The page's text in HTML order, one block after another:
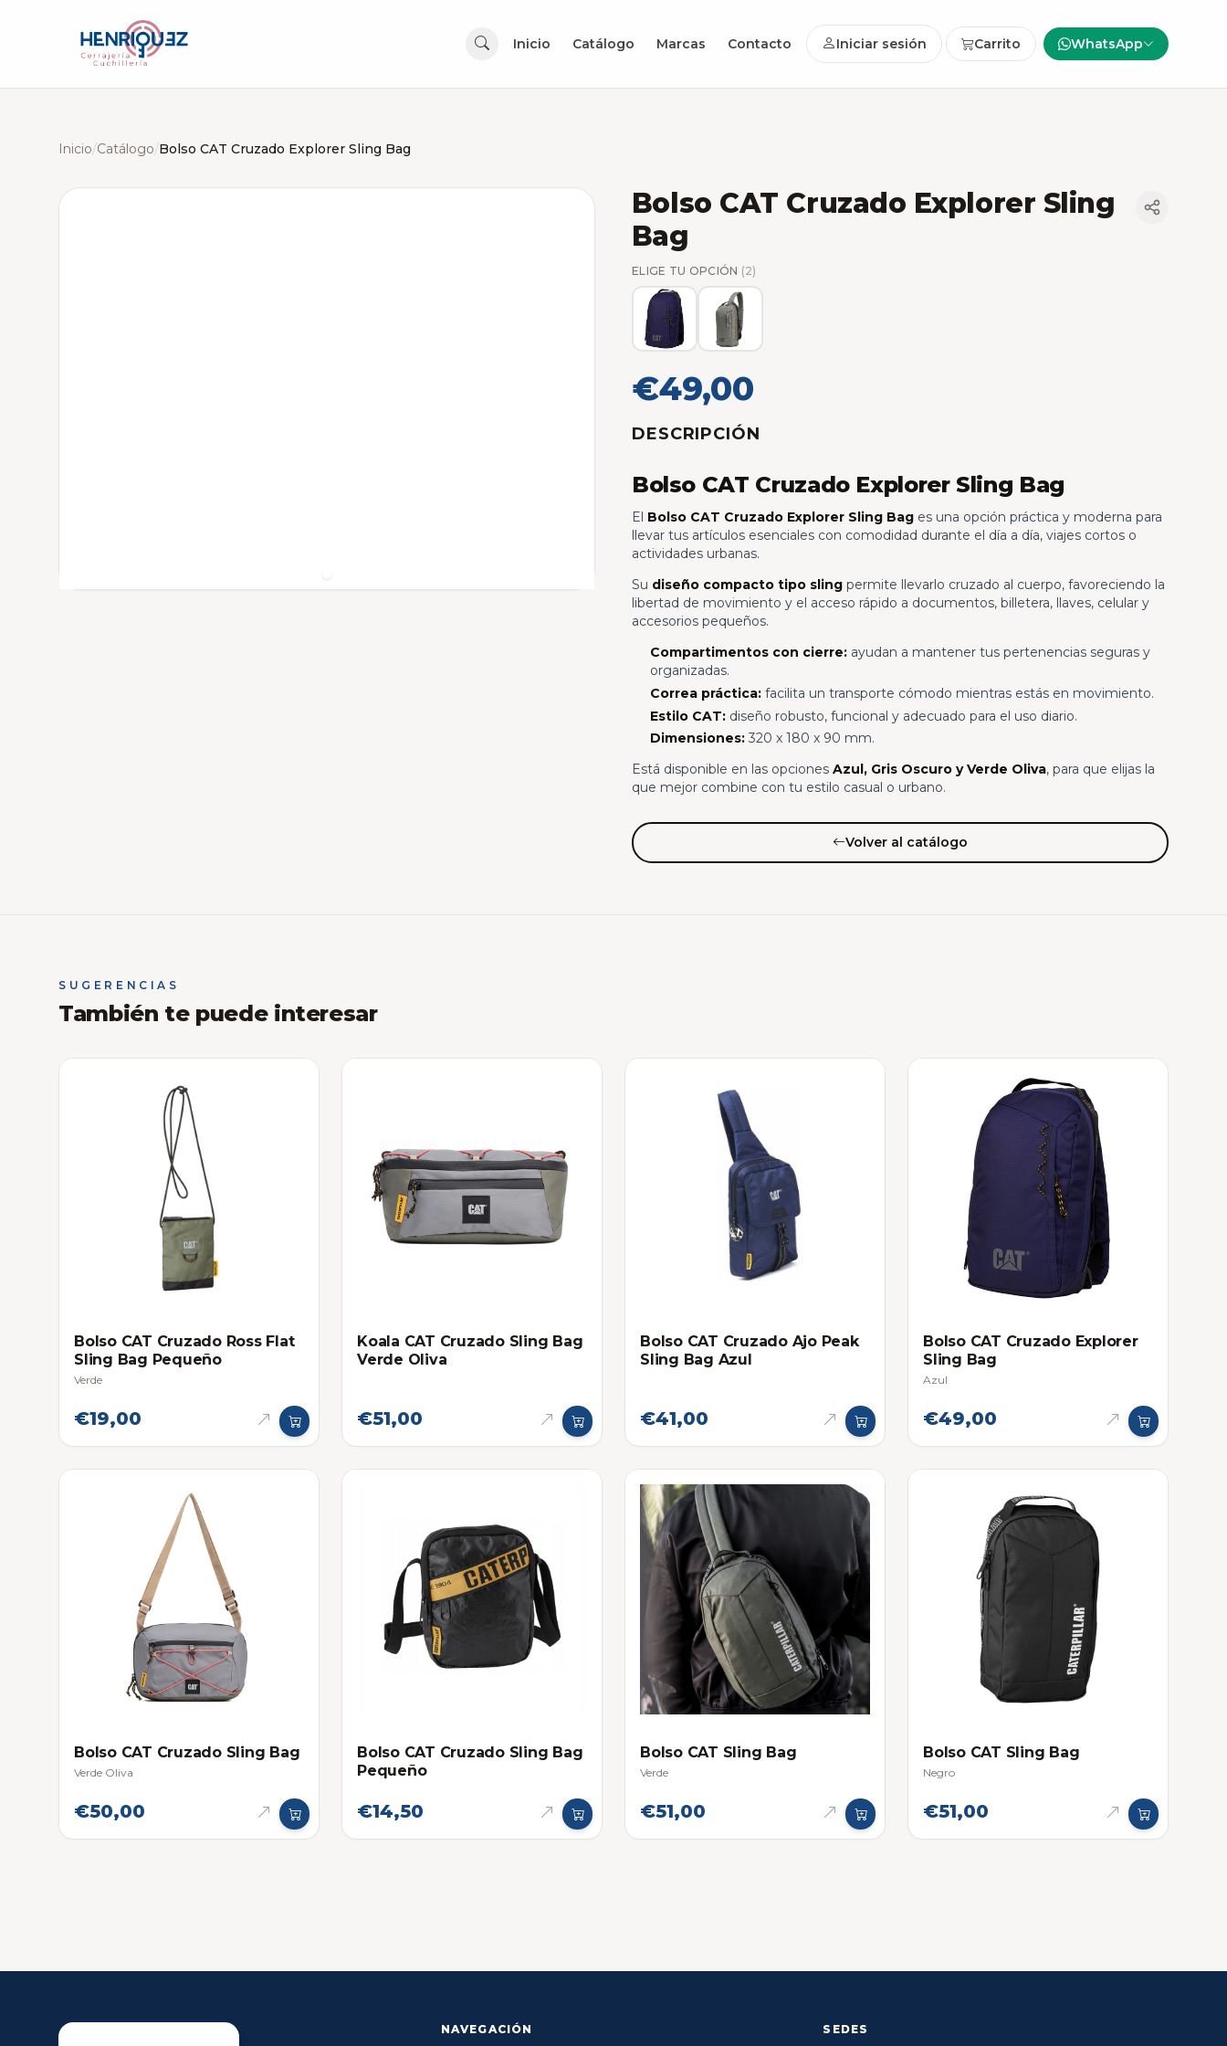
Inicio Catálogo Marcas Contacto Iniciar sesión Carrito WhatsApp
Inicio/Catálogo/Bolso CAT Cruzado Explorer Sling Bag
Bolso CAT Cruzado Explorer Sling
Bag
ELIGE TU OPCIÓN (2)
€49,00
DESCRIPCIÓN
Bolso CAT Cruzado Explorer Sling Bag
El Bolso CAT Cruzado Explorer Sling Bages una opción práctica y moderna para
llevar tus artículos esenciales con comodidad durante el día a día, viajes cortos o
actividades urbanas.
Su diseño compacto tipo slingpermite llevarlo cruzado al cuerpo, favoreciendo la
libertad de movimiento y el acceso rápido a documentos, billetera, llaves, celular y
accesorios pequeños.
Compartimentos con cierre:ayudan a mantener tus pertenencias seguras y
organizadas.
Correa práctica:facilita un transporte cómodo mientras estás en movimiento.
Estilo CAT:diseño robusto, funcional y adecuado para el uso diario.
Dimensiones:320 x 180 x 90 mm.
Está disponible en las opciones Azul, Gris Oscuro y Verde Oliva, para que elijas la
que mejor combine con tu estilo casual o urbano.
Volver al catálogo
SUGERENCIAS
También te puede interesar
Bolso CAT Cruzado Ross Flat
Sling Bag Pequeño
Verde
€19,00
Koala CAT Cruzado Sling Bag
Verde Oliva
€51,00
Bolso CAT Cruzado Ajo Peak
Sling Bag Azul
€41,00
Bolso CAT Cruzado Explorer
Sling Bag
Azul
€49,00
Bolso CAT Cruzado Sling Bag
Verde Oliva
€50,00
Bolso CAT Cruzado Sling Bag
Pequeño
€14,50
Bolso CAT Sling Bag
Verde
€51,00
Bolso CAT Sling Bag
Negro
€51,00
NAVEGACIÓN SEDES